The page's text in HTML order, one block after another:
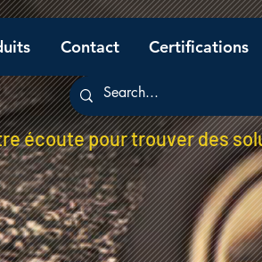
Contact Certifications
écoute pour trouver des